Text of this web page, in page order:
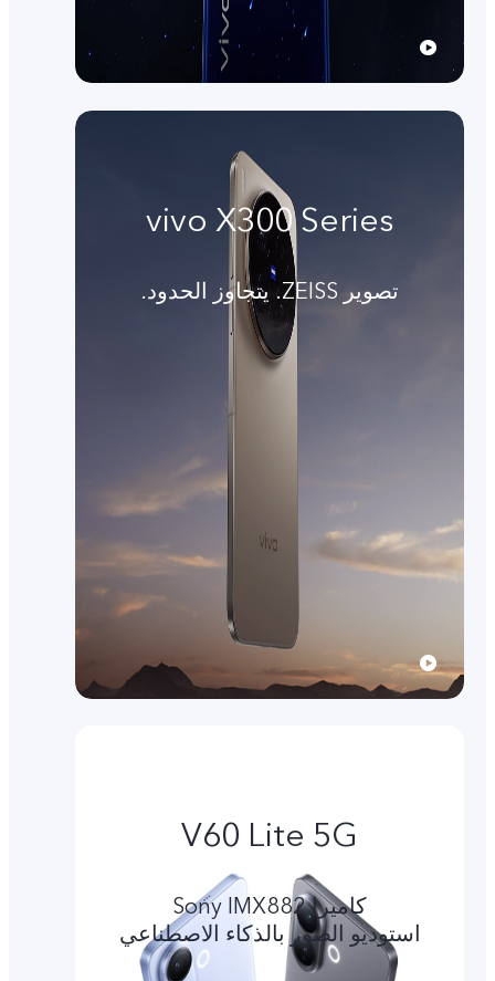
vivo X300 Series
تصوير ZEISS. يتجاوز الحدود.
V60 Lite 5G
کامیرا Sony IMX882
استوديو الصور بالذكاء الاصطناعي